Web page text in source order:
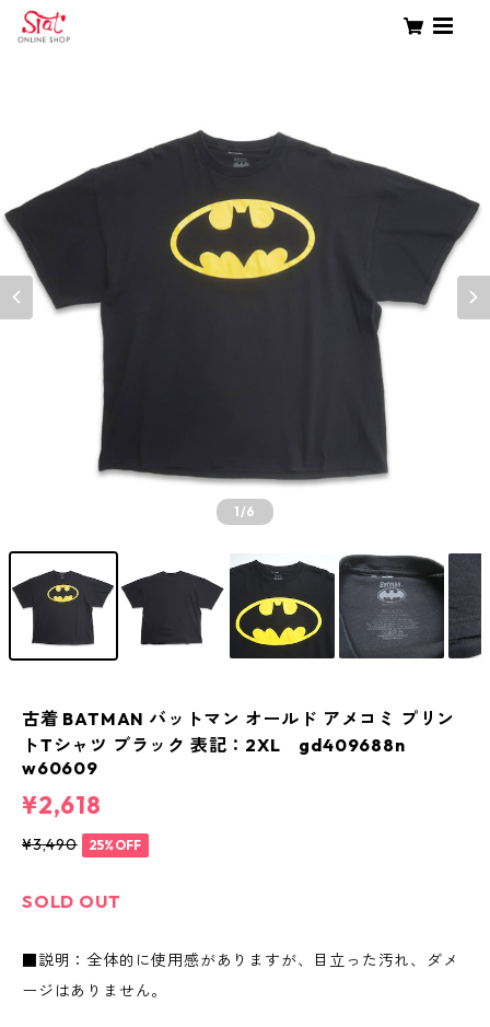
1/6
古着 BATMAN バットマン オールド アメコミ プリン
トTシャツ ブラック 表記：2XL gd409688n
w60609
¥2,618
¥3,490 25%OFF
SOLD OUT
■説明：全体的に使用感がありますが、目立った汚れ、ダメ
ージはありません。